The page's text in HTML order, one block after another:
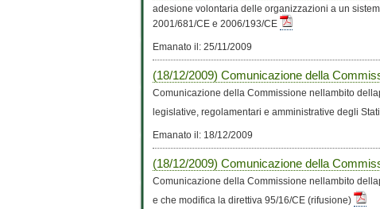
adesione volontaria delle organizzazioni a un
2001/681/CE e 2006/193/CE
Emanato il: 25/11/2009
(18/12/2009) Comunicazione della
Comunicazione della Commissione nellambito
legislative, regolamentari e amministrative degli
Emanato il: 18/12/2009
(18/12/2009) Comunicazione della
Comunicazione della Commissione nellambito
e che modifica la direttiva 95/16/CE (rifusione)